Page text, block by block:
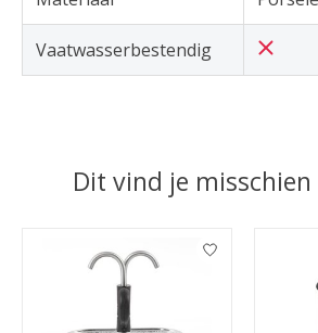
Vaatwasserbestendig
Dit vind je
Items van productcarrousel